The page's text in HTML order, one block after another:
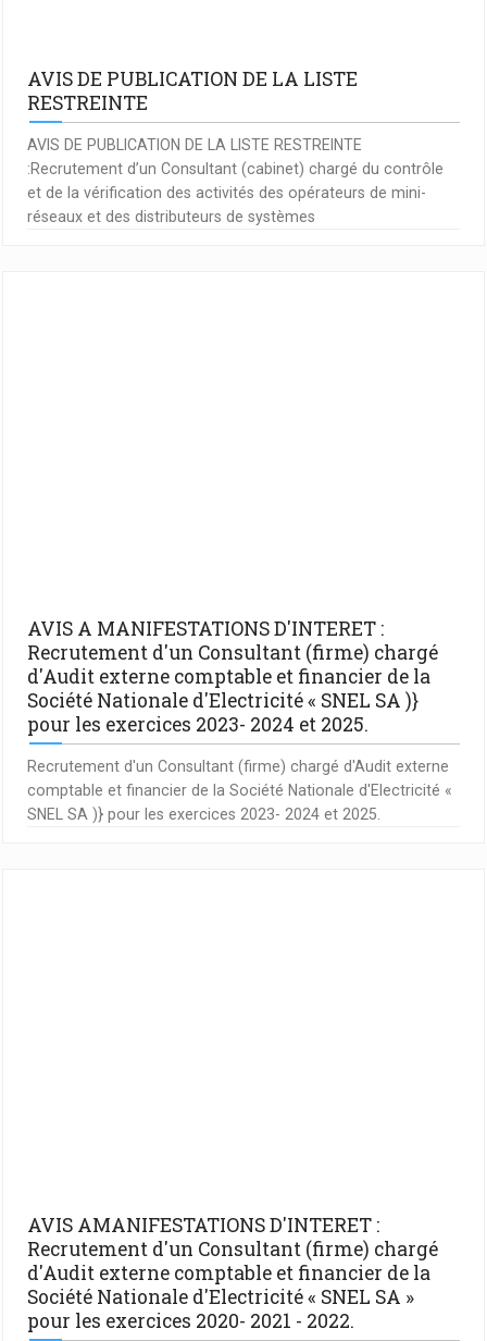
AVIS DE PUBLICATION DE LA LISTE
RESTREINTE
AVIS DE PUBLICATION DE LA LISTE RESTREINTE
:Recrutement d’un Consultant (cabinet) chargé du contrôle
et de la vérification des activités des opérateurs de mini-
réseaux et des distributeurs de systèmes
AVIS A MANIFESTATIONS D'INTERET :
Recrutement d'un Consultant (firme) chargé
d'Audit externe comptable et financier de la
Société Nationale d'Electricité « SNEL SA )}
pour les exercices 2023- 2024 et 2025.
Recrutement d'un Consultant (firme) chargé d'Audit externe
comptable et financier de la Société Nationale d'Electricité «
SNEL SA )} pour les exercices 2023- 2024 et 2025.
AVIS AMANIFESTATIONS D'INTERET :
Recrutement d'un Consultant (firme) chargé
d'Audit externe comptable et financier de la
Société Nationale d'Electricité « SNEL SA »
pour les exercices 2020- 2021 - 2022.